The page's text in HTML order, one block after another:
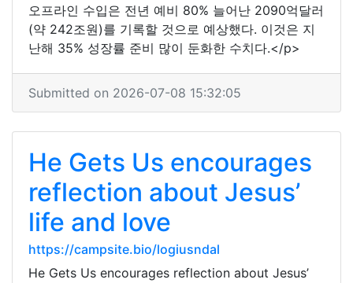
오프라인 수입은 전년 예비 80% 늘어난 2090억달러
(약 242조원)를 기록할 것으로 예상했다. 이것은 지
난해 35% 성장률 준비 많이 둔화한 수치다.</p>
Submitted on 2026-07-08 15:32:05
He Gets Us encourages
reflection about Jesus’
life and love
https://campsite.bio/logiusndal
He Gets Us encourages reflection about Jesus’